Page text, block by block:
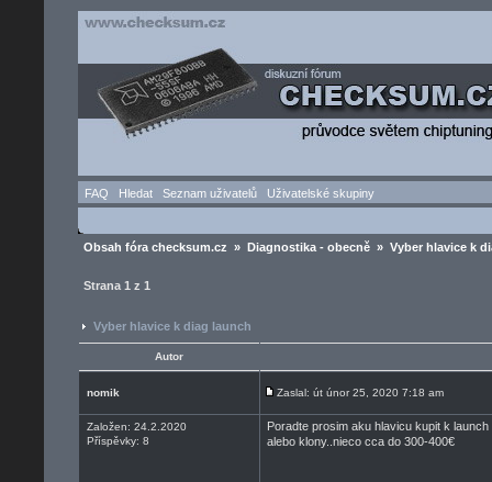
FAQ Hledat Seznam uživatelů Uživatelské skupiny
Obsah fóra checksum.cz » Diagnostika - obecně » Vyber hlavice k
Strana 1 z 1
Vyber hlavice k diag launch
Autor
nomik Zaslal: út únor 25, 2020 7:18 am
Založen: 24.2.2020
Příspěvky: 8
Poradte prosim aku hlavicu kupit k
alebo klony..nieco cca do 300-400€